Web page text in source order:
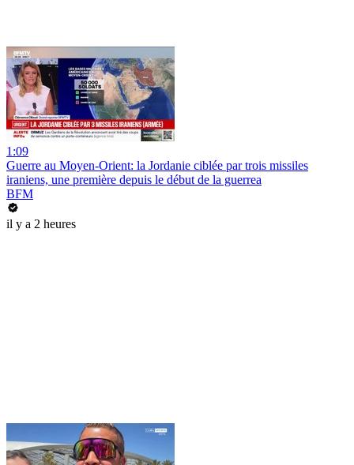
1:09
Guerre au Moyen-Orient: la Jordanie ciblée par trois missiles
iraniens, une première depuis le début de la guerrea
BFM
il y a 2 heures